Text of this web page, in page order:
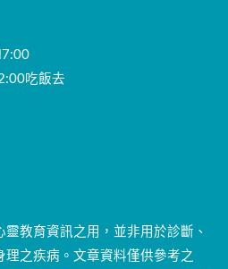
吃飯去
教育資訊之用，並非用於診斷、
之疾病。文章資料僅供參考之